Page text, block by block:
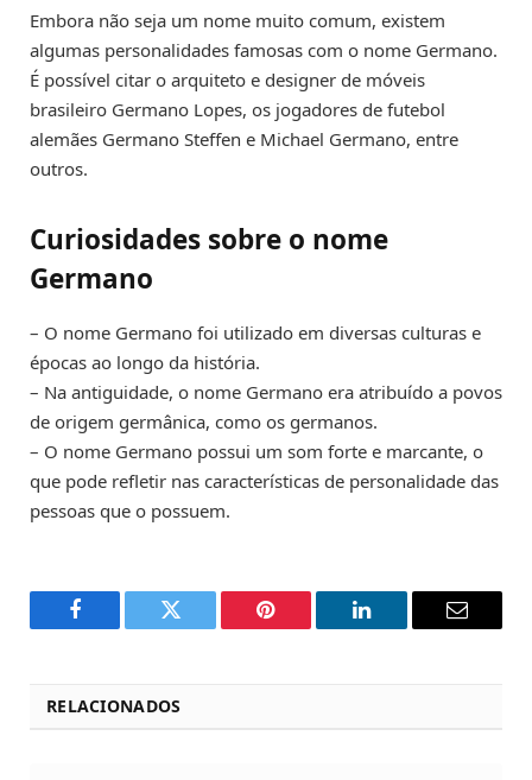
Embora não seja um nome muito comum, existem
algumas personalidades famosas com o nome Germano.
É possível citar o arquiteto e designer de móveis
brasileiro Germano Lopes, os jogadores de futebol
alemães Germano Steffen e Michael Germano, entre
outros.
Curiosidades sobre o nome
Germano
– O nome Germano foi utilizado em diversas culturas e
épocas ao longo da história.
– Na antiguidade, o nome Germano era atribuído a povos
de origem germânica, como os germanos.
– O nome Germano possui um som forte e marcante, o
que pode refletir nas características de personalidade das
pessoas que o possuem.
Facebook Twitter Pinterest LinkedIn Email
RELACIONADOS